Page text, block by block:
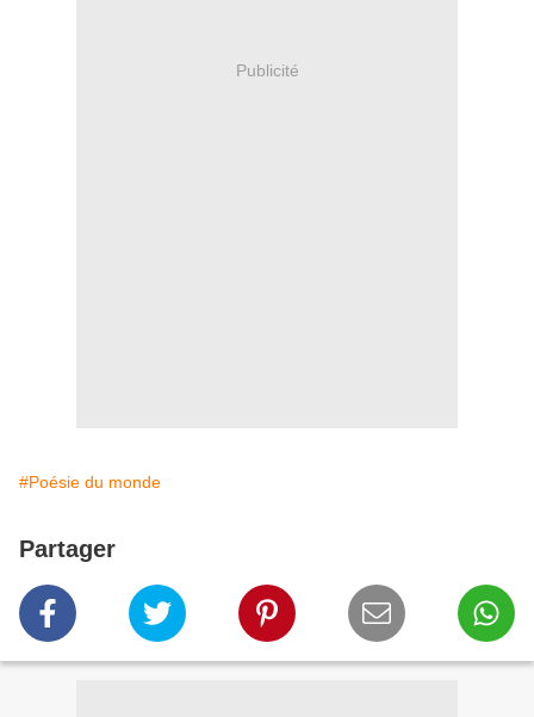
Publicité
#Poésie du monde
Partager